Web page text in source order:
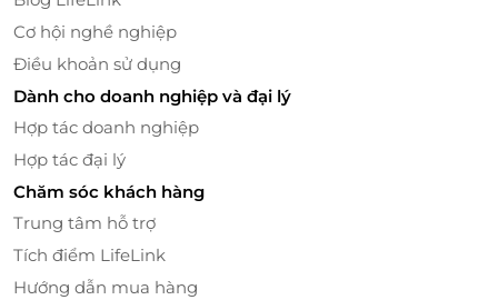
bạn có những chuyến bay muộn hoặc thời gian di
chuyển gấp. Từ khách sạn, bạn cũng chỉ cần chưa
đầy 15 phút để đến những điểm tham quan hấp dẫn
nhưBảo tàng Quân đội, Dinh Thống Nhất
km),Chợ Bến Thành
Cơ hội nghề nghiệp
Điều khoản sử dụng
Dành cho doanh nghiệp và đại lý
Hợp tác doanh nghiệp
Hợp tác đại lý
Chăm sóc khách hàng
Trung tâm hỗ trợ
Tích điểm LifeLink
Hướng dẫn mua hàng